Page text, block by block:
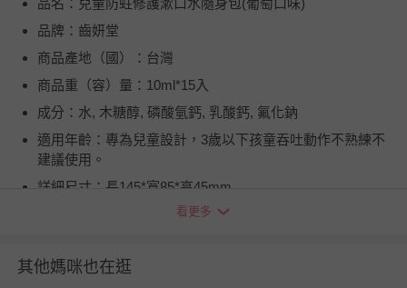
品名：兒童防蛀修護漱口水隨身包(葡萄口味)
品牌：齒妍堂
商品產地（國）：台灣
商品重（容）量：10ml*15入
成分：水, 木糖醇, 磷酸氫鈣, 乳酸鈣, 氟化鈉
適用年齡：專為兒童設計，3歲以下孩童吞吐動作不熟練不
建議使用。
詳細尺寸：長145*寬85*高45mm
注意事項：1. 如有不適，請立即停用並洽醫師協助。 2. 若
看更多
其他媽咪也在逛